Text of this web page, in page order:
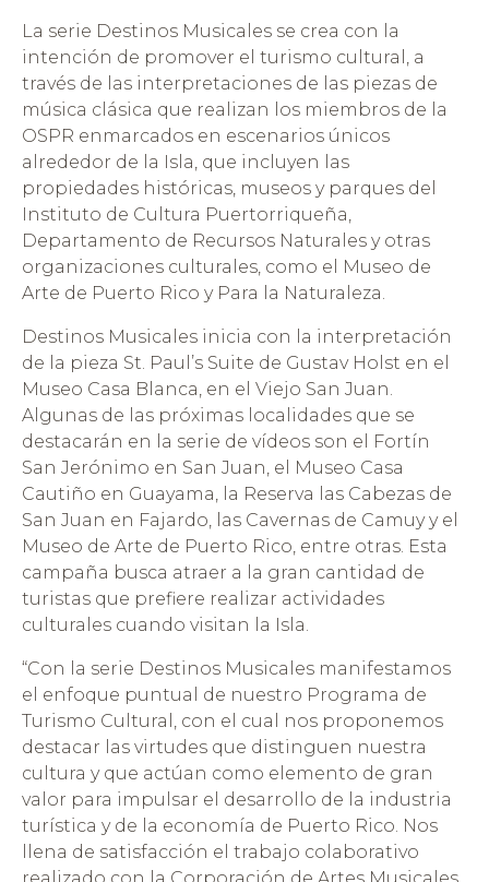
La serie Destinos Musicales se crea con la
intención de promover el turismo cultural, a
través de las interpretaciones de las piezas de
música clásica que realizan los miembros de la
OSPR enmarcados en escenarios únicos
alrededor de la Isla, que incluyen las
propiedades históricas, museos y parques del
Instituto de Cultura Puertorriqueña,
Departamento de Recursos Naturales y otras
organizaciones culturales, como el Museo de
Arte de Puerto Rico y Para la Naturaleza.
Destinos Musicales inicia con la interpretación
de la pieza St. Paul’s Suite de Gustav Holst en el
Museo Casa Blanca, en el Viejo San Juan.
Algunas de las próximas localidades que se
destacarán en la serie de vídeos son el Fortín
San Jerónimo en San Juan, el Museo Casa
Cautiño en Guayama, la Reserva las Cabezas de
San Juan en Fajardo, las Cavernas de Camuy y el
Museo de Arte de Puerto Rico, entre otras. Esta
campaña busca atraer a la gran cantidad de
turistas que prefiere realizar actividades
culturales cuando visitan la Isla.
“Con la serie Destinos Musicales manifestamos
el enfoque puntual de nuestro Programa de
Turismo Cultural, con el cual nos proponemos
destacar las virtudes que distinguen nuestra
cultura y que actúan como elemento de gran
valor para impulsar el desarrollo de la industria
turística y de la economía de Puerto Rico. Nos
llena de satisfacción el trabajo colaborativo